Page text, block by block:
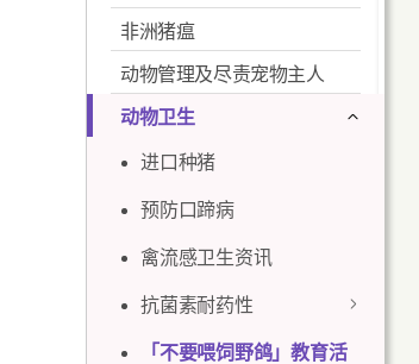
非洲猪瘟
动物管理及尽责宠物主人
动物卫生
进口种猪
预防口蹄病
禽流感卫生资讯
抗菌素耐药性
抗菌素耐药性监察
「不要喂饲野鸽」教育活